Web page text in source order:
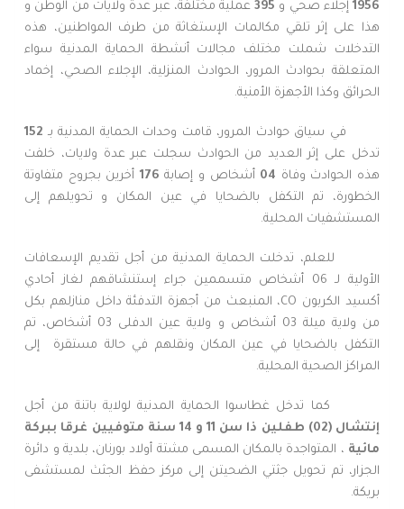
1956 إجلاء صحي و 395 عملية مختلفة، عبر عدة ولايات من الوطن و
هذا على إثر تلقي مكالمات الإستغاثة من طرف المواطنين، هذه
التدخلات شملت مختلف مجالات أنشطة الحماية المدنية سواء
المتعلقة بحوادث المرور، الحوادث المنزلية، الإجلاء الصحي، إخماد
الحرائق وكذا الأجهزة الأمنية.
في سياق حوادث المرور، قامت وحدات الحماية المدنية بـ 152
تدخل على إثر العديد من الحوادث سجلت عبر عدة ولايات، خلفت
هذه الحوادث وفاة 04 أشخاص و إصابة 176 أخرين بجروح متفاوتة
الخطورة، تم التكفل بالضحايا في عين المكان و تحويلهم إلى
المستشفيات المحلية.
للعلم، تدخلت الحماية المدنية من أجل تقديم الإسعافات
الأولية لـ 06 أشخاص متسممين جراء إستنشاقهم لغاز أحادي
أكسيد الكربون CO، المنبعث من أجهزة التدفئة داخل منازلهم بكل
من ولاية ميلة 03 أشخاص و ولاية عين الدفلى 03 أشخاص، تم
التكفل بالضحايا في عين المكان ونقلهم في حالة مستقرة إلى
المراكز الصحية المحلية.
كما تدخل غطاسوا الحماية المدنية لولاية باتنة من أجل
إنتشال (02) طفلين ذا سن 11 و 14 سنة متوفيين غرقا ببركة
مائية ، المتواجدة بالمكان المسمى مشتة أولاد بورنان، بلدية و دائرة
الجزار، تم تحويل جثتي الضحيتن إلى مركز حفظ الجثث لمستشفى
بريكة.